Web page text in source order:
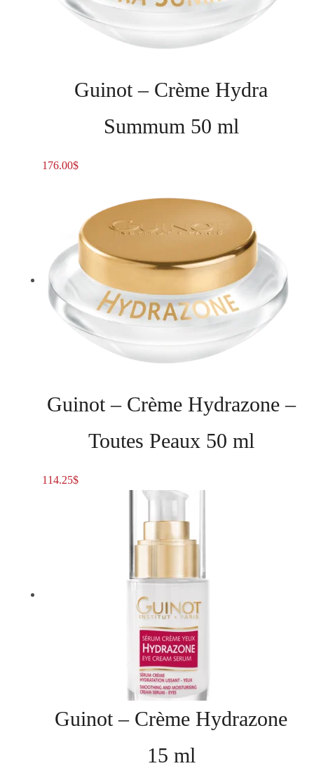
Guinot – Crème Hydra
Summum 50 ml
176.00$
Guinot – Crème Hydrazone –
Toutes Peaux 50 ml
114.25$
Guinot – Crème Hydrazone
15 ml